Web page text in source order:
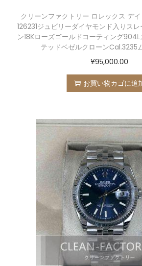
クリーンファクトリー ロレックス デ
126231ジュビリーダイヤモンド入りス
ン18Kローズゴールドコーティング
テッドベゼルクローンCal.3235
¥95,000.00
お買い物カゴに追